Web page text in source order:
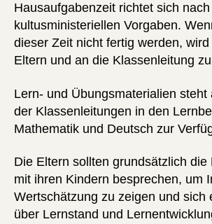
Hausaufgabenzeit richtet sich
kultusministeriellen Vorgaben.
dieser Zeit nicht fertig werden,
Eltern und an die Klassenleitung
Lern- und Übungsmaterialien steht
der Klassenleitungen in den
Mathematik und Deutsch zur
Die Eltern sollten grundsätzlich die
mit ihren Kindern besprechen, um
Wertschätzung zu zeigen und sich
über Lernstand und